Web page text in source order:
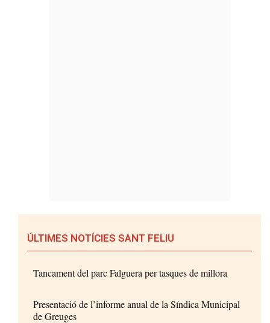
ÚLTIMES NOTÍCIES SANT FELIU
Tancament del parc Falguera per tasques de millora
Presentació de l’informe anual de la Síndica Municipal
de Greuges